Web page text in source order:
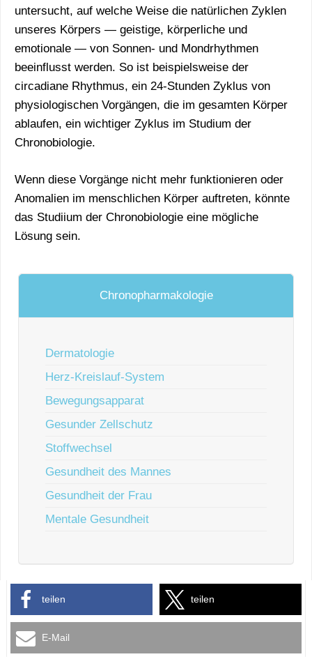
untersucht, auf welche Weise die natürlichen Zyklen
unseres Körpers — geistige, körperliche und
emotionale — von Sonnen- und Mondrhythmen
beeinflusst werden. So ist beispielsweise der
circadiane Rhythmus, ein 24-Stunden Zyklus von
physiologischen Vorgängen, die im gesamten Körper
ablaufen, ein wichtiger Zyklus im Studium der
Chronobiologie.
Wenn diese Vorgänge nicht mehr funktionieren oder
Anomalien im menschlichen Körper auftreten, könnte
das Studiium der Chronobiologie eine mögliche
Lösung sein.
Chronopharmakologie
Dermatologie
Herz-Kreislauf-System
Bewegungsapparat
Gesunder Zellschutz
Stoffwechsel
Gesundheit des Mannes
Gesundheit der Frau
Mentale Gesundheit
teilen teilen
E-Mail